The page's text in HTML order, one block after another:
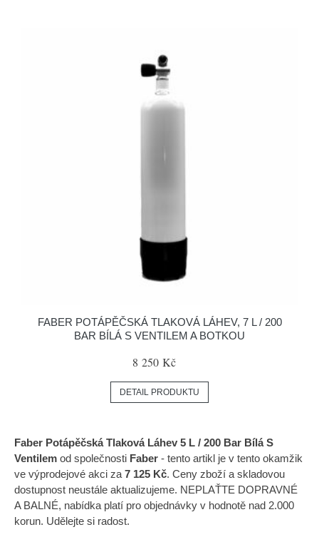
FABER POTÁPĚČSKÁ TLAKOVÁ LÁHEV, 7 L / 200
BAR BÍLÁ S VENTILEM A BOTKOU
8 250 Kč
DETAIL PRODUKTU
Faber Potápěčská Tlaková Láhev 5 L / 200 Bar Bílá S
Ventilem od společnosti Faber - tento artikl je v tento okamžik
ve výprodejové akci za 7 125 Kč. Ceny zboží a skladovou
dostupnost neustále aktualizujeme. NEPLAŤTE DOPRAVNÉ
A BALNÉ, nabídka platí pro objednávky v hodnotě nad 2.000
korun. Udělejte si radost.